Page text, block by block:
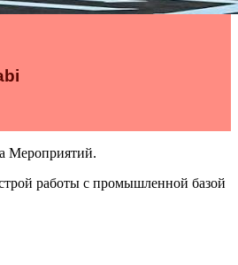
Мероприятий.
работы с промышленной базой